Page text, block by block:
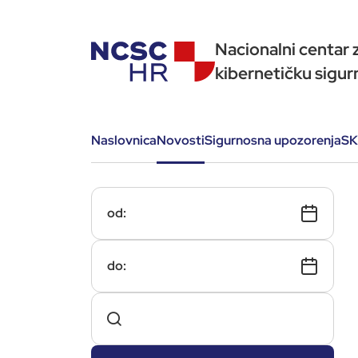
Nacionalni centar
kibernetičku
NaslovnicaNovostiSigurnosna upozorenjaSK